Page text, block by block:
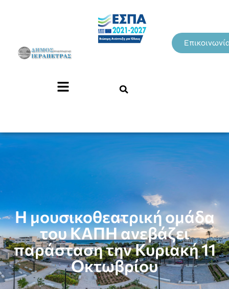
H μουσικοθεατρική ομάδα
του ΚΑΠΗ ανεβάζει
παράσταση την Κυριακή 11
Οκτωβρίου